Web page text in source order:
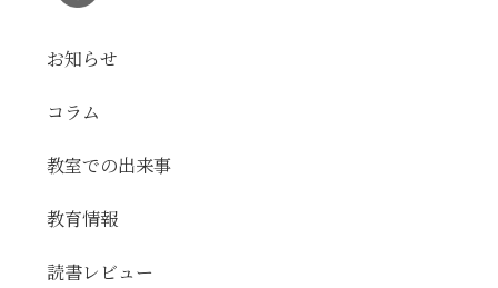
お知らせ
コラム
教室での出来事
教育情報
読書レビュー